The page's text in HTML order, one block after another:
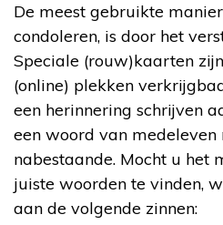
De meest gebruikte
condoleren, is door het
Speciale (rouw)kaarten
(online) plekken
een herinnering schrijven
een woord van medeleven
nabestaande. Mocht u het
juiste woorden te vinden,
aan de volgende zinnen: